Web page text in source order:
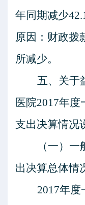
年同期减少
原因： 财政拨
所减少。
五、关于
医院2017年度
支出决算情况
（一）
出决算总体情
2017年度